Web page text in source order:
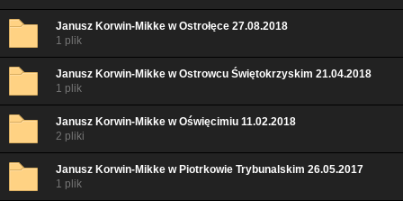
Janusz Korwin-Mikke w Ostrołęce 27.08.2018
1 plik
Janusz Korwin-Mikke w Ostrowcu Świętokrzyskim 21.04.2018
1 plik
Janusz Korwin-Mikke w Oświęcimiu 11.02.2018
2 pliki
Janusz Korwin-Mikke w Piotrkowie Trybunalskim 26.05.2017
1 plik